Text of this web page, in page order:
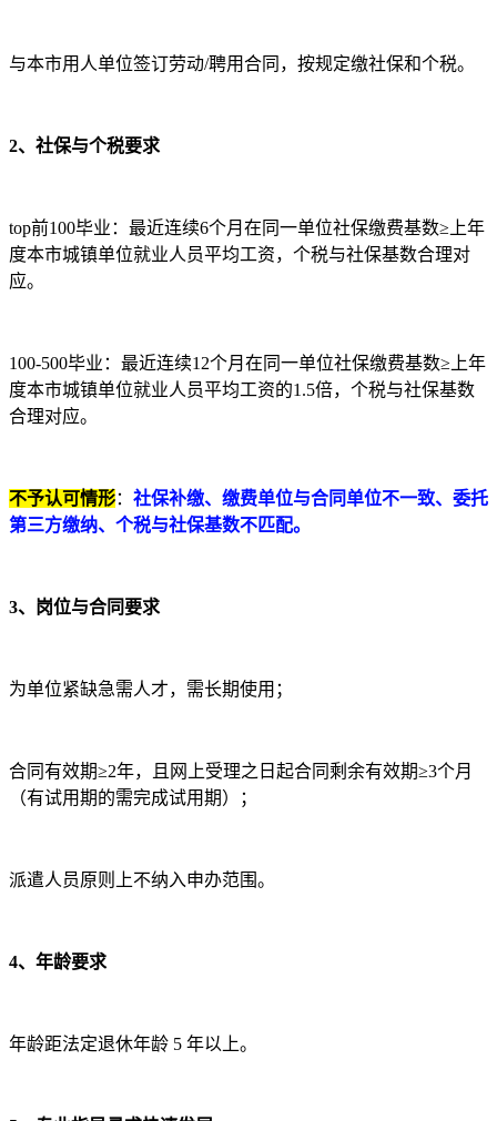
与本市用人单位签订劳动/聘用合同，按规定缴社保和个税。
2、社保与个税要求
top前100毕业：最近连续6个月在同一单位社保缴费基数≥上年
度本市城镇单位就业人员平均工资，个税与社保基数合理对
应。
100-500毕业：最近连续12个月在同一单位社保缴费基数≥上年
度本市城镇单位就业人员平均工资的1.5倍，个税与社保基数
合理对应。
不予认可情形： 社保补缴、缴费单位与合同单位不一致、委托
第三方缴纳、个税与社保基数不匹配。
3、岗位与合同要求
为单位紧缺急需人才，需长期使用；
合同有效期≥2年，且网上受理之日起合同剩余有效期≥3个月
（有试用期的需完成试用期）；
派遣人员原则上不纳入申办范围。
4、年龄要求
年龄距法定退休年龄 5 年以上。